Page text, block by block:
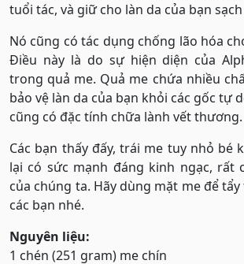
tuổi tác, và giữ cho làn da của bạn sạch
Nó cũng có tác dụng chống lão hóa
Điều này là do sự hiện diện của
trong quả me. Quả me chứa nhiều
bảo vệ làn da của bạn khỏi các gốc tự
cũng có đặc tính chữa lành vết thương.
Các bạn thấy đấy, trái me tuy nhỏ bé
lại có sức mạnh đáng kinh ngạc, rất
của chúng ta. Hãy dùng mặt me để
các bạn nhé.
Nguyên liệu:
1 chén (251 gram) me chín